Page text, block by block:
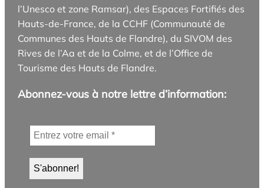
l’Unesco et zone Ramsar), des Espaces Fortifiés des
Hauts-de-France, de la CCHF (Communauté de
Communes des Hauts de Flandre), du SIVOM des
Rives de l’Aa et de la Colme, et de l’Office de
Tourisme des Hauts de Flandre.
Abonnez-vous à notre lettre d’information: